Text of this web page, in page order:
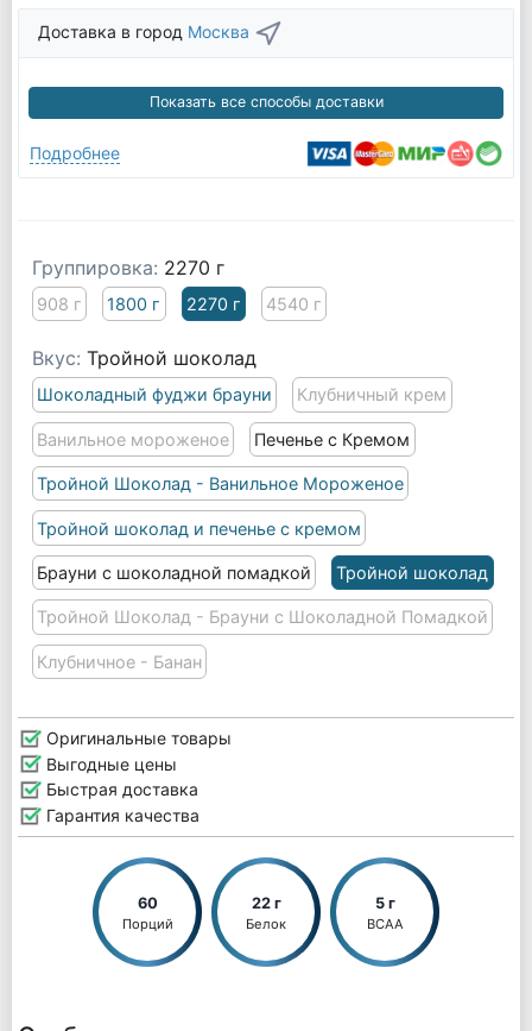
Доставка в город Москва
Показать все способы доставки
Подробнее
Группировка: 2270 г
908 г 1800 г 2270 г 4540 г
Вкус: Тройной шоколад
Шоколадный фуджи брауни Клубничный крем
Ванильное мороженое Печенье с Кремом
Тройной Шоколад - Ванильное Мороженое
Тройной шоколад и печенье с кремом
Брауни с шоколадной помадкой Тройной шоколад
Тройной Шоколад - Брауни с Шоколадной Помадкой
Клубничное - Банан
Оригинальные товары
Выгодные цены
Быстрая доставка
Гарантия качества
60
Порций
22 г
Белок
5 г
BCAA